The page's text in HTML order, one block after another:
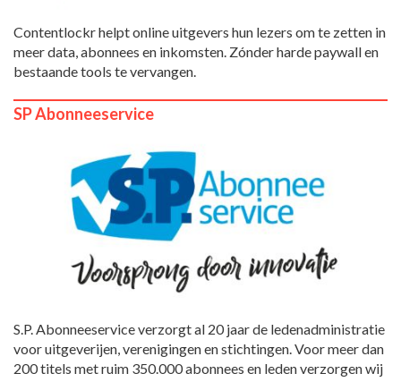
Contentlockr helpt online uitgevers hun lezers om te zetten in
meer data, abonnees en inkomsten. Zónder harde paywall en
bestaande tools te vervangen.
SP Abonneeservice
S.P. Abonneeservice verzorgt al 20 jaar de ledenadministratie
voor uitgeverijen, verenigingen en stichtingen. Voor meer dan
200 titels met ruim 350.000 abonnees en leden verzorgen wij